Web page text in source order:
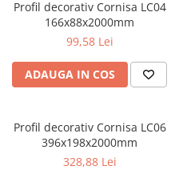
Profil decorativ Cornisa LC04
166x88x2000mm
99,58 Lei
ADAUGA IN COS
Profil decorativ Cornisa LC06
396x198x2000mm
328,88 Lei